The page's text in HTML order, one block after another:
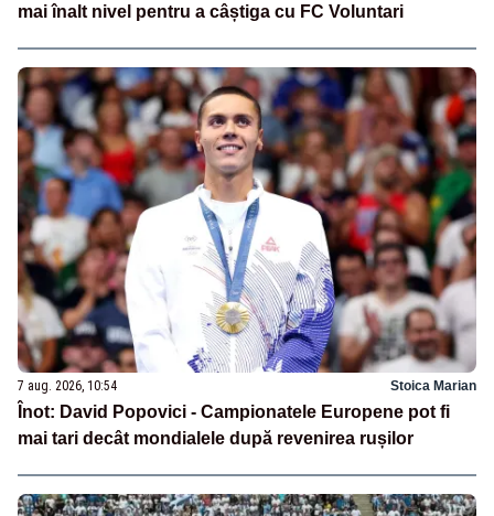
mai înalt nivel pentru a câștiga cu FC Voluntari
7 aug. 2026, 10:54 Stoica Marian
Înot: David Popovici - Campionatele Europene pot fi
mai tari decât mondialele după revenirea rușilor